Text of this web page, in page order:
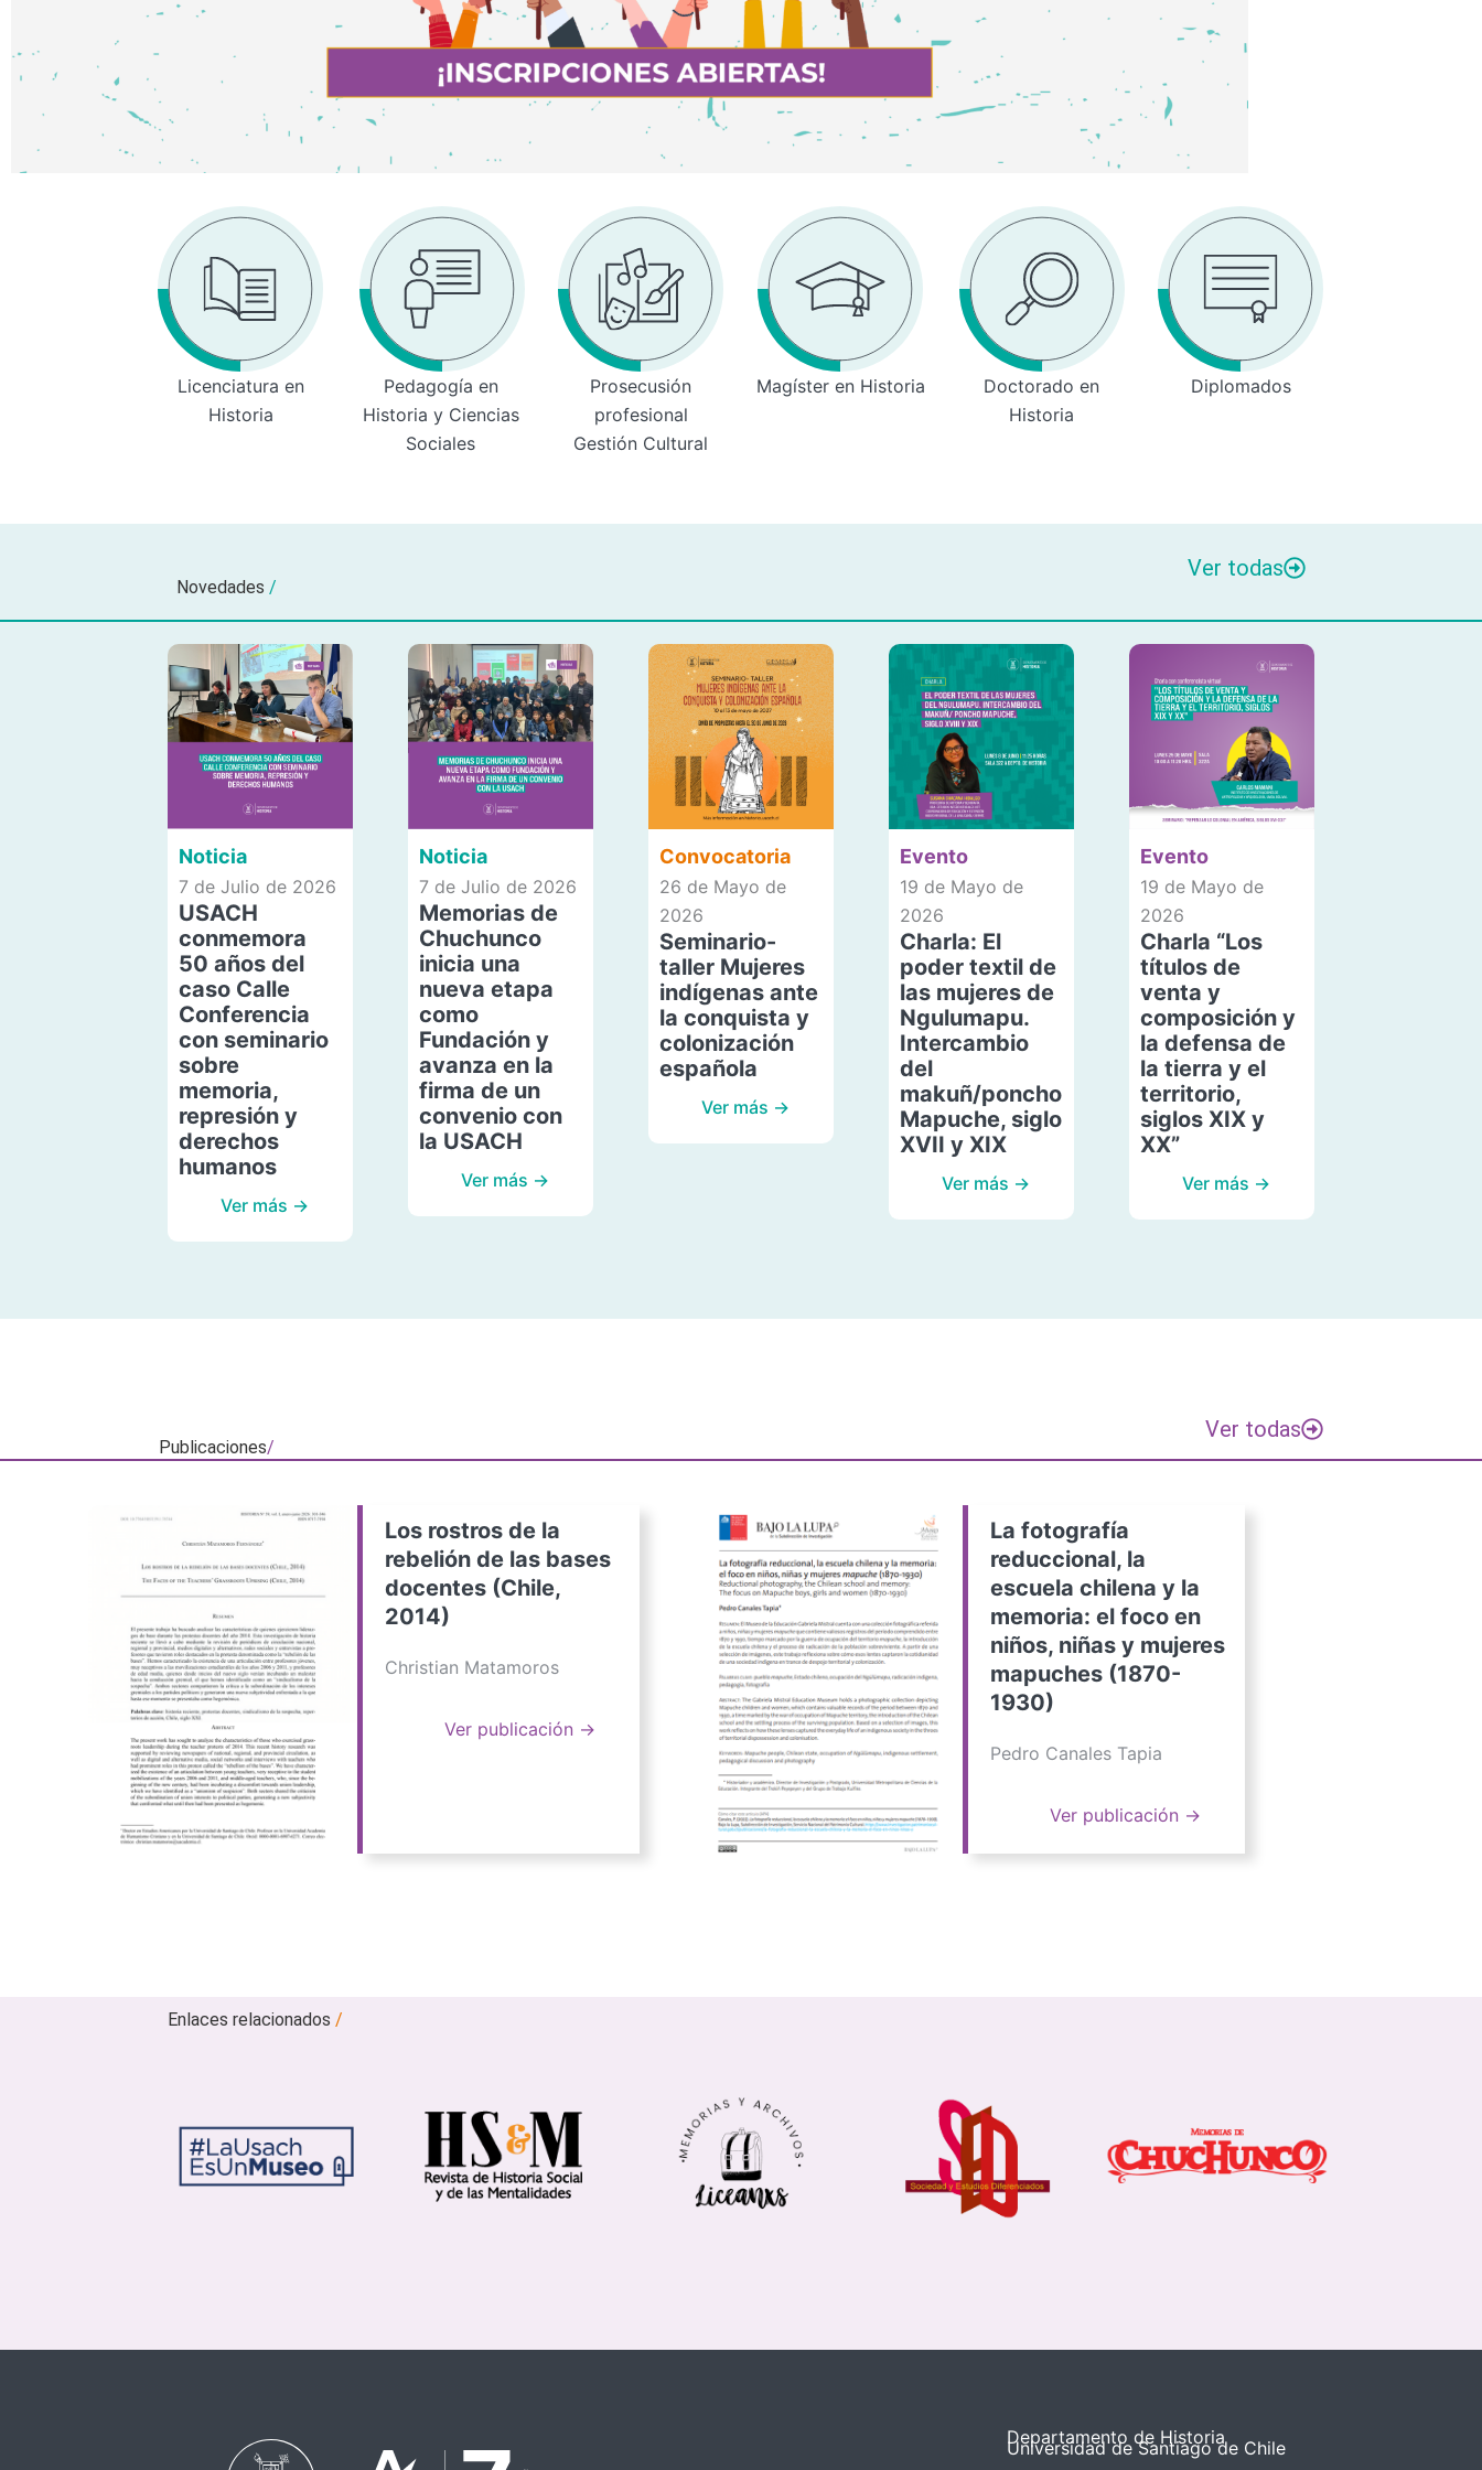
Licenciatura en
Historia
Pedagogía en
Historia y Ciencias
Sociales
Prosecusión
profesional
Gestión Cultural
Magíster en Historia
Doctorado en
Historia
Diplomados
Novedades /
Ver todas
Noticia
7 de Julio de 2026
USACH
conmemora
50 años del
caso Calle
Conferencia
con seminario
sobre
memoria,
represión y
derechos
humanos
Ver más →
Noticia
7 de Julio de 2026
Memorias de
Chuchunco
inicia una
nueva etapa
como
Fundación y
avanza en la
firma de un
convenio con
la USACH
Ver más →
Convocatoria
26 de Mayo de
2026
Seminario-
taller Mujeres
indígenas ante
la conquista y
colonización
española
Ver más →
Evento
19 de Mayo de
2026
Charla: El
poder textil de
las mujeres de
Ngulumapu.
Intercambio
del
makuñ/poncho
Mapuche, siglo
XVII y XIX
Ver más →
Evento
19 de Mayo de
2026
Charla “Los
títulos de
venta y
composición y
la defensa de
la tierra y el
territorio,
siglos XIX y
XX”
Ver más →
Publicaciones/
Ver todas
Los rostros de la
rebelión de las bases
docentes (Chile,
2014)
Christian Matamoros
Ver publicación →
La fotografía
reduccional, la
escuela chilena y la
memoria: el foco en
niños, niñas y mujeres
mapuches (1870-
1930)
Pedro Canales Tapia
Ver publicación →
Enlaces relacionados/
Departamento de Historia
Universidad de Santiago de Chile